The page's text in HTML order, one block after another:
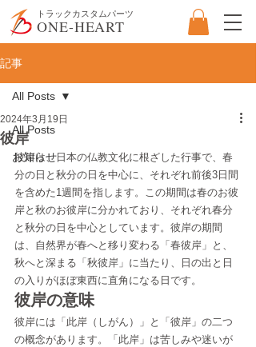
ONE-HEART
​トラックカスタムパーツ
記事
All Posts
お知らせ
All Posts
彼岸
2024年3月19日
彼岸は、日本の仏教文化に根ざした行事で、春
分の日と秋分の日を中心に、それぞれ前後3日間
を含めた1週間を指します。この期間は春のお彼
岸と秋のお彼岸に分かれており、それぞれ春分
と秋分の日を中心としています。彼岸の期間
は、自然界が春へと移り変わる「春彼岸」と、
秋へと深まる「秋彼岸」に当たり、日の出と日
の入りがほぼ東西に直角になる日です。
彼岸の意味
彼岸には「此岸（しがん）」と「彼岸」の二つ
の概念があります。「此岸」は苦しみや迷いが